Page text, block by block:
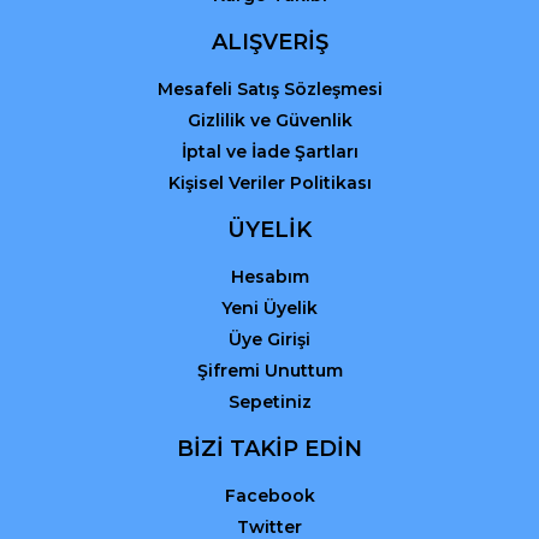
Gönder
ALIŞVERİŞ
Mesafeli Satış Sözleşmesi
Gizlilik ve Güvenlik
İptal ve İade Şartları
Kişisel Veriler Politikası
ÜYELİK
Hesabım
Yeni Üyelik
Üye Girişi
Şifremi Unuttum
Sepetiniz
BİZİ TAKİP EDİN
Facebook
Twitter